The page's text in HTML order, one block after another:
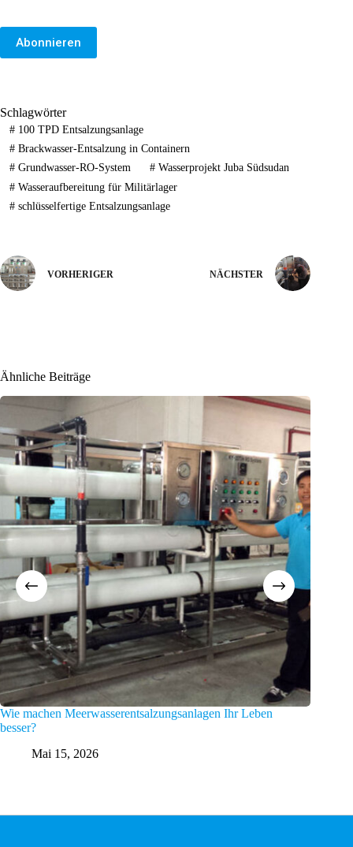
Abonnieren
Schlagwörter
#100 TPD Entsalzungsanlage
#Brackwasser-Entsalzung in Containern
#Grundwasser-RO-System #Wasserprojekt Juba Südsudan
#Wasseraufbereitung für Militärlager
#schlüsselfertige Entsalzungsanlage
VORHERIGER NÄCHSTER
Ähnliche Beiträge
Wie machen Meerwasserentsalzungsanlagen Ihr Leben
besser?
Mai 15, 2026